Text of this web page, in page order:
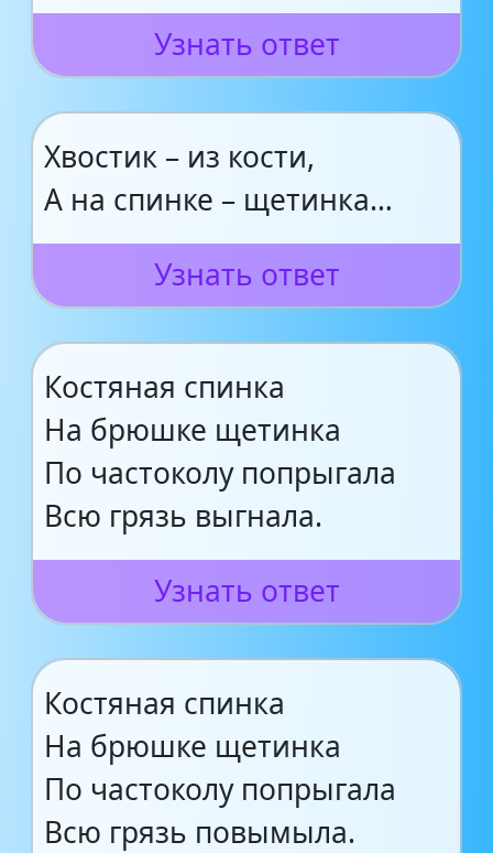
Узнать ответ
Хвостик – из кости,
А на спинке – щетинка…
Узнать ответ
Костяная спинка
На брюшке щетинка
По частоколу попрыгала
Всю грязь выгнала.
Узнать ответ
Костяная спинка
На брюшке щетинка
По частоколу попрыгала
Всю грязь повымыла.